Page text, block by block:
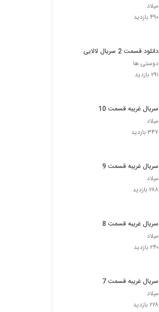
میلاد
۴۹۰ بازدید
دانلود قسمت 2 سریال لالایی
دوستی ها
۲۹۱ بازدید
سریال غریبه قسمت 10
میلاد
۳۴۷ بازدید
سریال غریبه قسمت 9
میلاد
۲۸۸ بازدید
سریال غریبه قسمت 8
میلاد
۲۴۰ بازدید
سریال غریبه قسمت 7
میلاد
۲۲۸ بازدید